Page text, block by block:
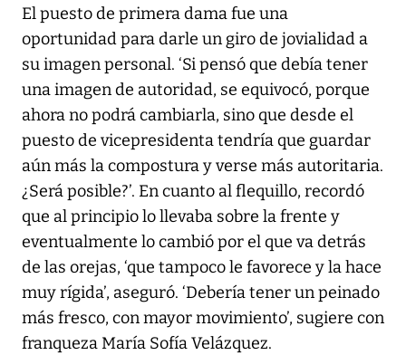
El puesto de primera dama fue una
oportunidad para darle un giro de jovialidad a
su imagen personal. ‘Si pensó que debía tener
una imagen de autoridad, se equivocó, porque
ahora no podrá cambiarla, sino que desde el
puesto de vicepresidenta tendría que guardar
aún más la compostura y verse más autoritaria.
¿Será posible?’. En cuanto al flequillo, recordó
que al principio lo llevaba sobre la frente y
eventualmente lo cambió por el que va detrás
de las orejas, ‘que tampoco le favorece y la hace
muy rígida’, aseguró. ‘Debería tener un peinado
más fresco, con mayor movimiento’, sugiere con
franqueza María Sofía Velázquez.